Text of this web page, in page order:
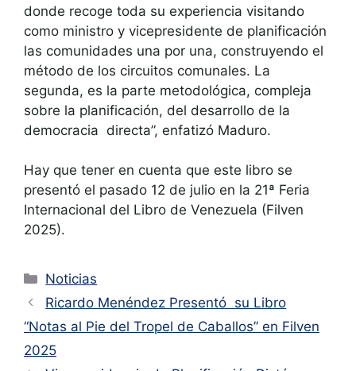
donde recoge toda su experiencia visitando
como ministro y vicepresidente de planificación
las comunidades una por una, construyendo el
método de los circuitos comunales. La
segunda, es la parte metodológica, compleja
sobre la planificación, del desarrollo de la
democracia directa”, enfatizó Maduro.
Hay que tener en cuenta que este libro se
presentó el pasado 12 de julio en la 21ª Feria
Internacional del Libro de Venezuela (Filven
2025).
Noticias
Ricardo Menéndez Presentó su Libro
“Notas al Pie del Tropel de Caballos” en Filven
2025